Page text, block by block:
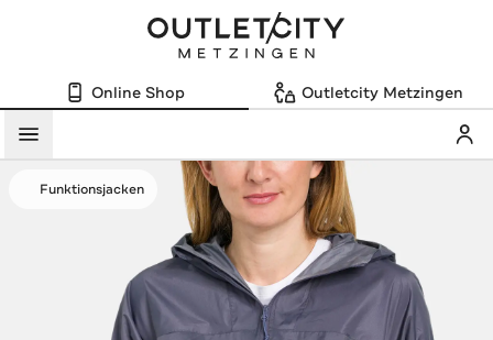
Online Shop Outletcity Metzingen
Menü
Funktionsjacken